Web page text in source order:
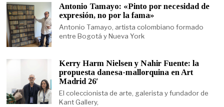
Antonio Tamayo: «Pinto por necesidad de
expresión, no por la fama»
Antonio Tamayo, artista colombiano formado
entre Bogotá y Nueva York
Kerry Harm Nielsen y Nahir Fuente: la
propuesta danesa-mallorquina en Art
Madrid 26′
El coleccionista de arte, galerista y fundador de
Kant Gallery,